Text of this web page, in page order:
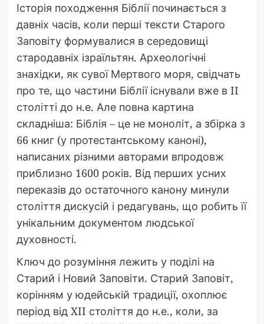
Історія походження Біблії починається з
давніх часів, коли перші тексти Старого
Заповіту формувалися в середовищі
стародавніх ізраїльтян. Археологічні
знахідки, як сувої Мертвого моря, свідчать
про те, що частини Біблії існували вже в II
столітті до н.е. Але повна картина
складніша: Біблія – це не моноліт, а збірка з
66 книг (у протестантському каноні),
написаних різними авторами впродовж
приблизно 1600 років. Від перших усних
переказів до остаточного канону минули
століття дискусій і редагувань, що робить її
унікальним документом людської
духовності.
Ключ до розуміння лежить у поділі на
Старий і Новий Заповіти. Старий Заповіт,
корінням у юдейській традиції, охоплює
період від XII століття до н.е., коли, за